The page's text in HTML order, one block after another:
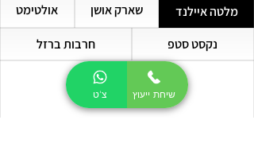
מלטה איילנד שארק אושן אולטימט
נקסט סטפ חרבות ברזל
צ'ט שיחת ייעוץ